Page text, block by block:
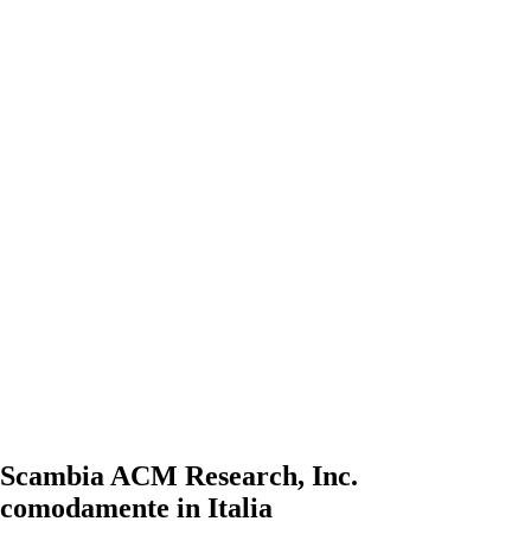
Scambia ACM Research, Inc.
comodamente in Italia